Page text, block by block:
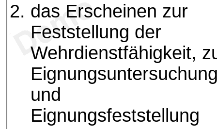
das Erscheinen zur
Feststellung der
Wehrdienstfähigkeit,
und
Eignungsfeststellung